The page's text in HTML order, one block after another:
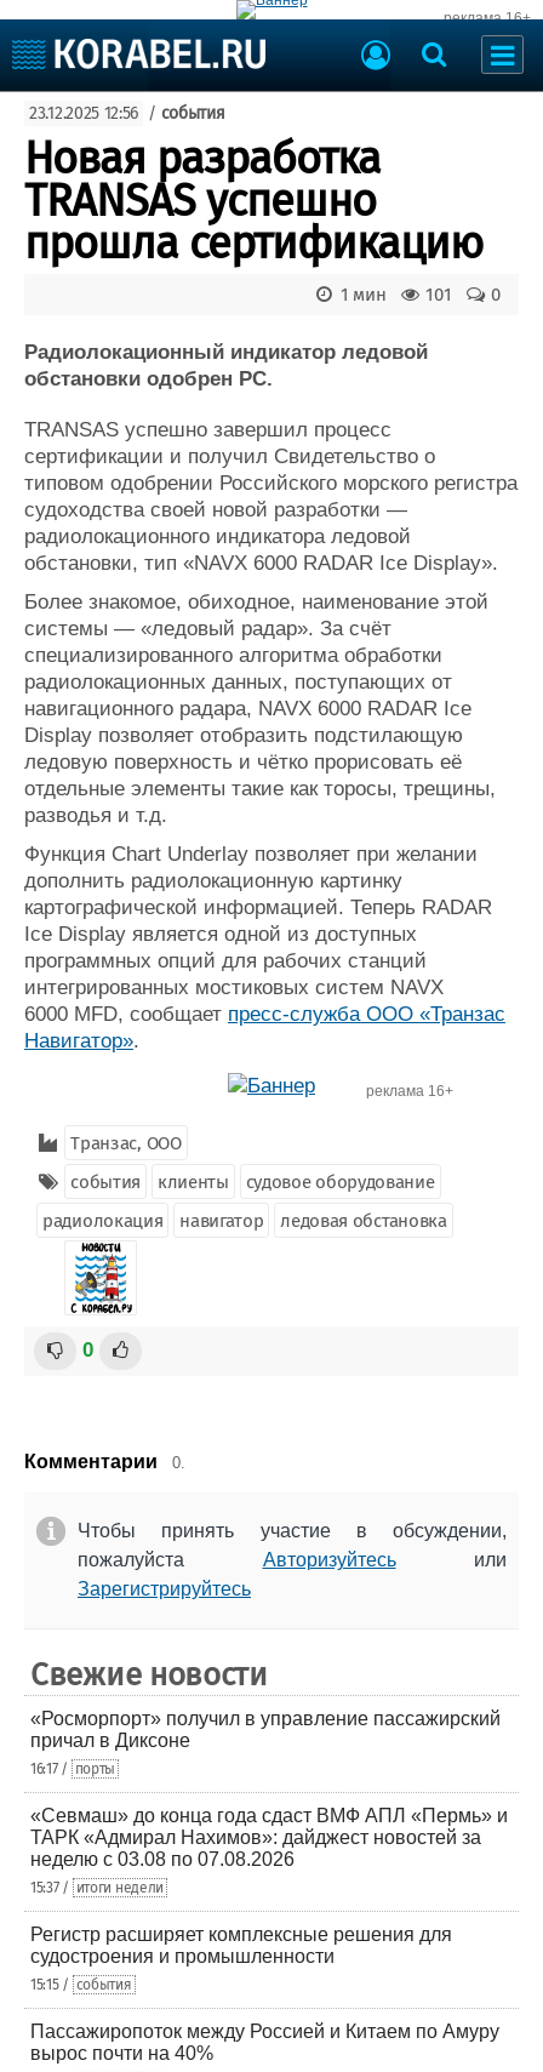
реклама 16+
Судоходство
Судоремонт
События
Пресс-релизы
Порты
Образование
Судостроение
Пульс
Новости
Компании
Репутация
Работа
Крюинг
Журнал
Реклама
Торговая площадка
Доска объявлений
Оборудование
Изделия
Материалы
Услуги
Конференции
Выставки и семинары
Личности
Словарь
Флот
Галерея флота
Отзывы
Все службы
23.12.2025 12:56 / события
Новая разработка
TRANSAS успешно
прошла сертификацию
0
101
1 мин
Радиолокационный индикатор ледовой
обстановки одобрен РС.
TRANSAS успешно завершил процесс
сертификации и получил Свидетельство о
типовом одобрении Российского морского регистра
судоходства своей новой разработки —
радиолокационного индикатора ледовой
обстановки, тип «NAVX 6000 RADAR Ice Display».
Более знакомое, обиходное, наименование этой
системы — «ледовый радар». За счёт
специализированного алгоритма обработки
радиолокационных данных, поступающих от
навигационного радара, NAVX 6000 RADAR Ice
Display позволяет отобразить подстилающую
ледовую поверхность и чётко прорисовать её
отдельные элементы такие как торосы, трещины,
разводья и т.д.
Функция Chart Underlay позволяет при желании
дополнить радиолокационную картинку
картографической информацией. Теперь RADAR
Ice Display является одной из доступных
программных опций для рабочих станций
интегрированных мостиковых систем NAVX
6000 MFD, сообщает пресс-служба ООО «Транзас
Навигатор».
реклама 16+
Транзас, ООО
события
клиенты
судовое оборудование
радиолокация
навигатор ледовая обстановка
0
Комментарии 0.
Чтобы принять участие в обсуждении,
пожалуйста Авторизуйтесьили
Зарегистрируйтесь
Свежие новости
«Росморпорт» получил в управление пассажирский
причал в Диксоне
16:17 / порты
«Севмаш» до конца года сдаст ВМФ АПЛ «Пермь» и
ТАРК «Адмирал Нахимов»: дайджест новостей за
неделю с 03.08 по 07.08.2026
15:37 / итоги недели
Регистр расширяет комплексные решения для
судостроения и промышленности
15:15 / события
Пассажиропоток между Россией и Китаем по Амуру
вырос почти на 40%